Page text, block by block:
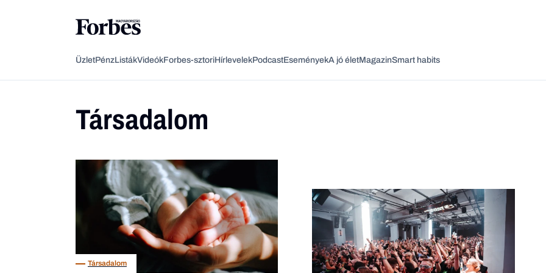
Vagy fedezze fel a következő témákat
Üzlet Pénz Zöld Legyél jobb!
ÜzletPénzListákVideókForbes-sztoriHírlevelekPodcastEseményekA jó életMagazinSmart habits
Társadalom
Társadalom